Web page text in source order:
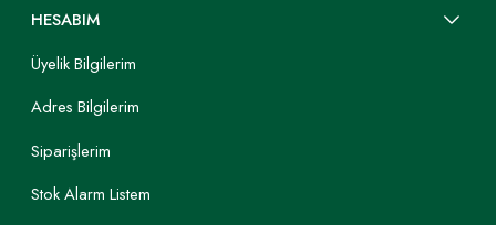
HESABIM
Üyelik Bilgilerim
Adres Bilgilerim
Siparişlerim
Stok Alarm Listem